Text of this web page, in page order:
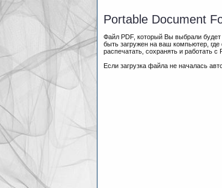
Portable Document
Файл PDF, который Вы выбрали
быть загружен на ваш компьютер,
распечатать, сохранять и работать
Если загрузка файла не началась